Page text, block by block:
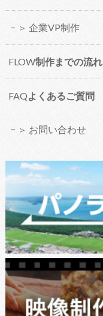
＞ 企業VP制作
FLOW制作までの流れ
FAQよくあるご質問
＞ お問い合わせ